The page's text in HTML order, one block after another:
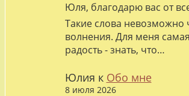
Юля, благодарю вас от
Такие слова невозможно
волнения. Для меня
радость - знать, что…
Юлия к Обо мне
8 июля 2026